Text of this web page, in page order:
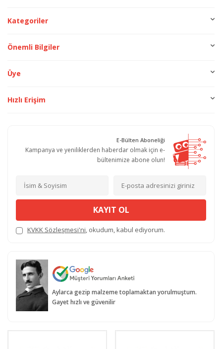
Kategoriler
Önemli Bilgiler
Üye
Hızlı Erişim
E-Bülten Aboneliği
Kampanya ve yeniliklerden haberdar olmak için e-
bültenimize abone olun!
KAYIT OL
KVKK Sözleşmesi'ni, okudum, kabul ediyorum.
Aylarca gezip malzeme toplamaktan yorulmuştum.
Gayet hızlı ve güvenilir